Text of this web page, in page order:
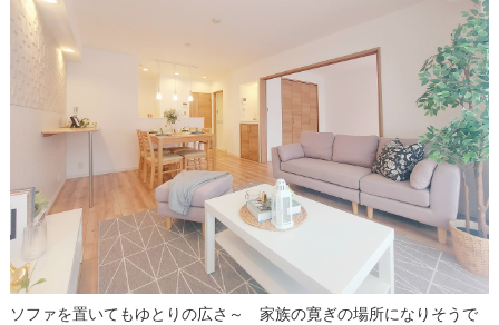
ソファを置いてもゆとりの広さ～ 家族の寛ぎの場所になりそうで